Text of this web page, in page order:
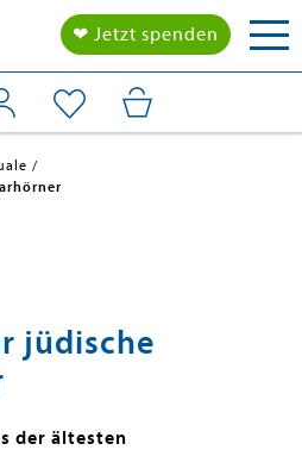
❤ Jetzt spenden
jüdische
der ältesten